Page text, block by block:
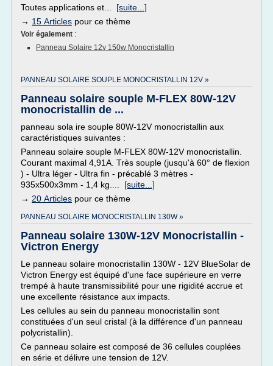
Toutes applications et... [suite...]
→ 15 Articles pour ce thème
Voir également :
Panneau Solaire 12v 150w Monocristallin
PANNEAU SOLAIRE SOUPLE MONOCRISTALLIN 12V »
Panneau solaire souple M-FLEX 80W-12V
monocristallin de ...
panneau sola ire souple 80W-12V monocristallin aux
caractéristiques suivantes :
Panneau solaire souple M-FLEX 80W-12V monocristallin.
Courant maximal 4,91A. Très souple (jusqu'à 60° de flexion
) - Ultra léger - Ultra fin - précablé 3 mètres -
935x500x3mm - 1,4 kg.... [suite...]
→ 20 Articles pour ce thème
PANNEAU SOLAIRE MONOCRISTALLIN 130W »
Panneau solaire 130W-12V Monocristallin -
Victron Energy
Le panneau solaire monocristallin 130W - 12V BlueSolar de
Victron Energy est équipé d'une face supérieure en verre
trempé à haute transmissibilité pour une rigidité accrue et
une excellente résistance aux impacts.
Les cellules au sein du panneau monocristallin sont
constituées d'un seul cristal (à la différence d'un panneau
polycristallin).
Ce panneau solaire est composé de 36 cellules couplées
en série et délivre une tension de 12V.